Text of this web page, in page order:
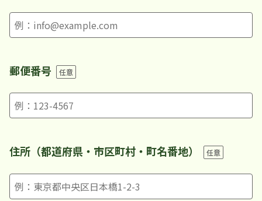
郵便番号 任意
住所（都道府県・市区町村・町名番地） 任意